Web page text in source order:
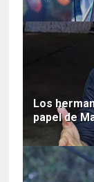
Los
papel de